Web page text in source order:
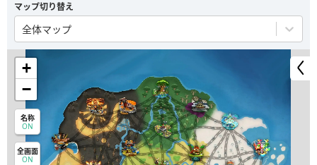
マップ切り替え
全体マップ
+
−
名称
ON
全画面
ON